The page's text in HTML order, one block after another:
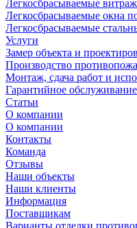
Легкосбрасываемые
Легкосбрасываемые окна
Легкосбрасываемые
Услуги
Замер объекта и
Производство
Монтаж, сдача работ и
Гарантийное обслуживание
Статьи
О компании
О компании
Контакты
Команда
Отзывы
Наши объекты
Наши клиенты
Информация
Поставщикам
Варианты отделки